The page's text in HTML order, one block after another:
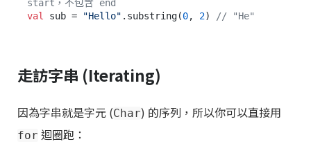
start，不包含 end
val
sub = "Hello" .substring(0, 2) // "He"
走訪字串 (Iterating)
因為字串就是字元 (Char) 的序列，所以你可以直接用
for 迴圈跑：